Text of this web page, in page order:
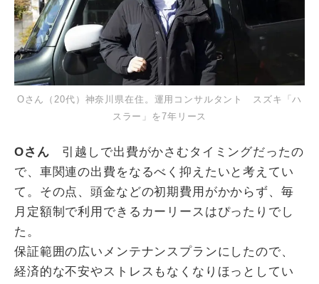
Oさん（20代）神奈川県在住。運用コンサルタント スズキ「ハ
スラー」を7年リース
Oさん 引越しで出費がかさむタイミングだったの
で、車関連の出費をなるべく抑えたいと考えてい
て。その点、頭金などの初期費用がかからず、毎
月定額制で利用できるカーリースはぴったりでし
た。
保証範囲の広いメンテナンスプランにしたので、
経済的な不安やストレスもなくなりほっとしてい